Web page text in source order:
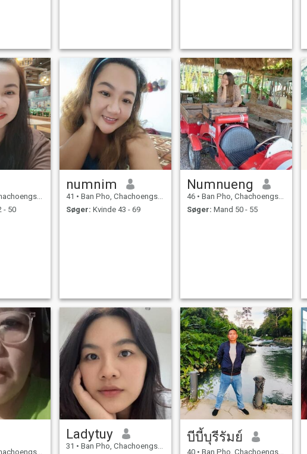
Thailand
- 50
numnim
41 • Ban Pho, Chachoengsao, Thailand
Søger: Kvinde 43 - 69
Numnueng
46 • Ban Pho, Chachoengsao, Thailand
Søger: Mand 50 - 55
Thailand
Ladytuy
31 • Ban Pho, Chachoengsao, Thailand
บีบี้บุรีรัมย์
40 • Ban Pho, Chachoengsao, Thailand